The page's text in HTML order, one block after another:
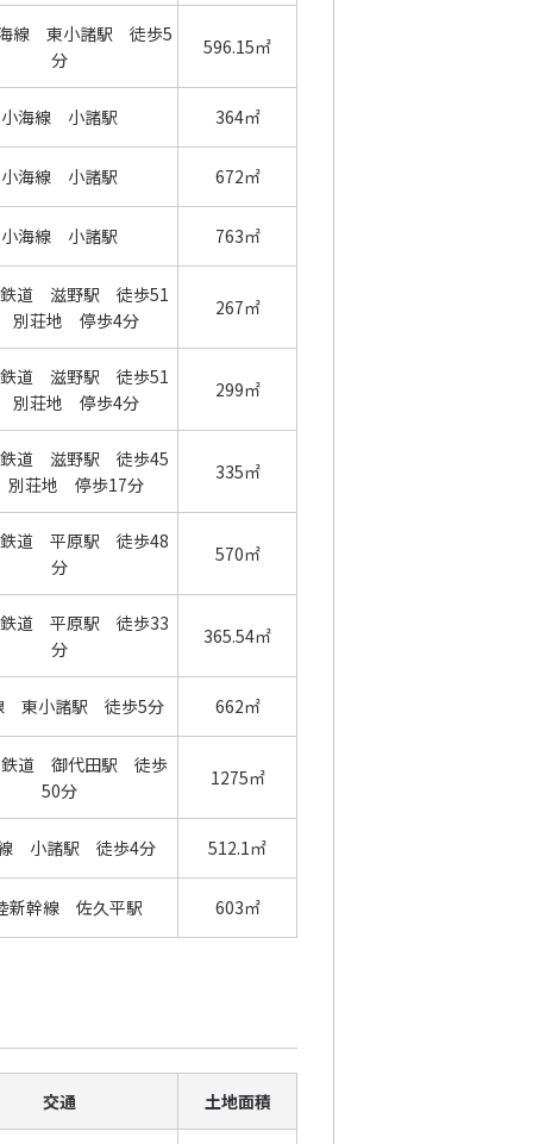
海線 東小諸駅 徒歩5
分
596.15㎡
小海線 小諸駅 364㎡
小海線 小諸駅 672㎡
小海線 小諸駅 763㎡
鉄道 滋野駅 徒歩51
別荘地 停歩4分
267㎡
鉄道 滋野駅 徒歩51
別荘地 停歩4分
299㎡
鉄道 滋野駅 徒歩45
荘地 停歩17分
335㎡
鉄道 平原駅 徒歩48
分
570㎡
鉄道 平原駅 徒歩33
分
365.54㎡
東小諸駅 徒歩5分 662㎡
鉄道 御代田駅 徒歩
50分
1275㎡
小諸駅 徒歩4分 512.1㎡
新幹線 佐久平駅 603㎡
交通 土地面積